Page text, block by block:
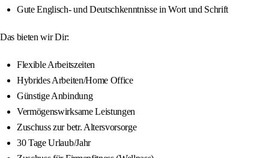
Gute Englisch- und Deutschkenntnisse in Wort und Schrift
Das bieten wir Dir:
Flexible Arbeitszeiten
Hybrides Arbeiten/Home Office
Günstige Anbindung
Vermögenswirksame Leistungen
Zuschuss zur betr. Altersvorsorge
30 Tage Urlaub/Jahr